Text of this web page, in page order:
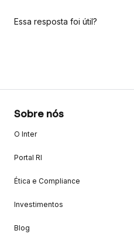
Essa resposta foi útil?
Sobre nós
O Inter
Portal RI
Ética e Compliance
Investimentos
Blog